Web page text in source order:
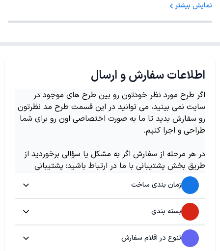
نمایش بیشتر
اطلاعات سفارش و ارسال
اگر طرح مورد نظر خودتون رو بین طرح های موجود در
سایت نمی بینید، می توانید در این قسمت طرح مد نظرتون
رو سفارش بدید تا ما به صورت اختصاصی اون رو برای شما
طراحی و اجرا کنیم.
در هر مرحله از سفارش اگر به مشکل یا سؤالی برخوردید از
طریق بخش پشتیبانی با ما در ارتباط باشید: پشتیبانی
زمان بندی ساخت
بسته بندی
تنوع در اقلام سفارش